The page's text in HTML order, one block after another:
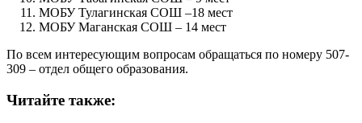
МОБУ Тулагинская СОШ –18 мест
МОБУ Маганская СОШ – 14 мест
По всем интересующим вопросам обращаться по номеру 507-
309 – отдел общего образования.
Читайте также: